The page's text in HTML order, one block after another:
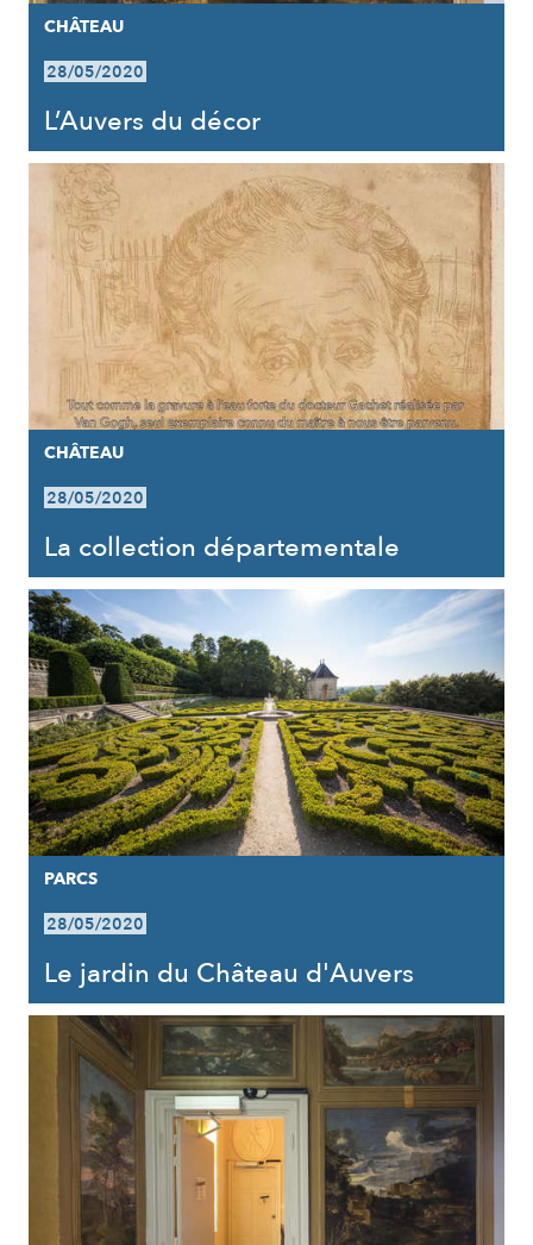
CHÂTEAU
28/05/2020
L’Auvers du décor
CHÂTEAU
28/05/2020
La collection départementale
PARCS
28/05/2020
Le jardin du Château d'Auvers